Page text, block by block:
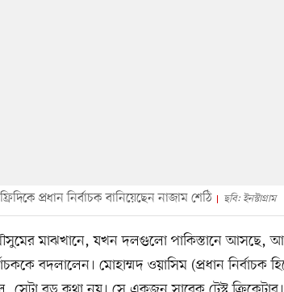
প্রধান নির্বাচক বানিয়েছেন নাজাম শেঠি ছবি: ইনস্টাগ্রাম
মাঝখানে, যখন দলগুলো পাকিস্তানে আসছে,
বদলালেন। মোহাম্মদ ওয়াসিম (প্রধান নির্বাচক